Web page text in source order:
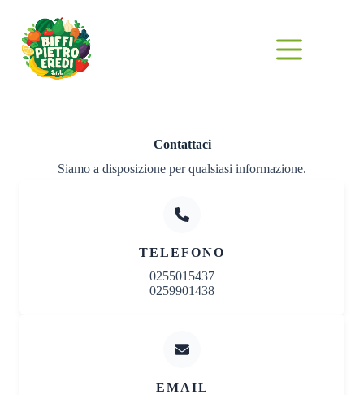
contenuto
Contattaci
Siamo a disposizione per qualsiasi informazione.
TELEFONO
0255015437
0259901438
EMAIL